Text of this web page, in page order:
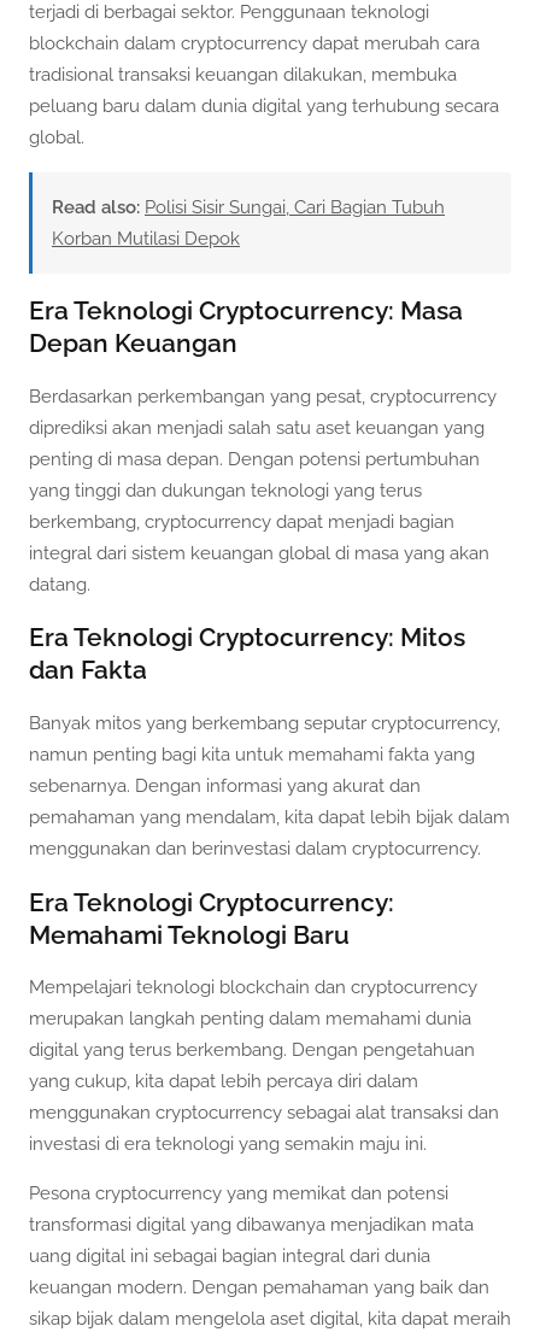
terjadi di berbagai sektor. Penggunaan teknologi
blockchain dalam cryptocurrency dapat merubah cara
tradisional transaksi keuangan dilakukan, membuka
peluang baru dalam dunia digital yang terhubung secara
global.
Read also: Polisi Sisir Sungai, Cari Bagian Tubuh
Korban Mutilasi Depok
Era Teknologi Cryptocurrency: Masa
Depan Keuangan
Berdasarkan perkembangan yang pesat, cryptocurrency
diprediksi akan menjadi salah satu aset keuangan yang
penting di masa depan. Dengan potensi pertumbuhan
yang tinggi dan dukungan teknologi yang terus
berkembang, cryptocurrency dapat menjadi bagian
integral dari sistem keuangan global di masa yang akan
datang.
Era Teknologi Cryptocurrency: Mitos
dan Fakta
Banyak mitos yang berkembang seputar cryptocurrency,
namun penting bagi kita untuk memahami fakta yang
sebenarnya. Dengan informasi yang akurat dan
pemahaman yang mendalam, kita dapat lebih bijak dalam
menggunakan dan berinvestasi dalam cryptocurrency.
Era Teknologi Cryptocurrency:
Memahami Teknologi Baru
Mempelajari teknologi blockchain dan cryptocurrency
merupakan langkah penting dalam memahami dunia
digital yang terus berkembang. Dengan pengetahuan
yang cukup, kita dapat lebih percaya diri dalam
menggunakan cryptocurrency sebagai alat transaksi dan
investasi di era teknologi yang semakin maju ini.
Pesona cryptocurrency yang memikat dan potensi
transformasi digital yang dibawanya menjadikan mata
uang digital ini sebagai bagian integral dari dunia
keuangan modern. Dengan pemahaman yang baik dan
sikap bijak dalam mengelola aset digital, kita dapat meraih